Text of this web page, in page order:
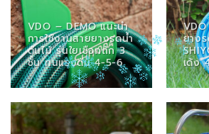
VDO – DEMO แนะนำ
การใช้งานสายยางรดน้ำ
ต้นไม้ รุ่นใยเชือกถัก 3
ชั้น ทนแรงดัน 4-5-6
ยาง
เด้ง